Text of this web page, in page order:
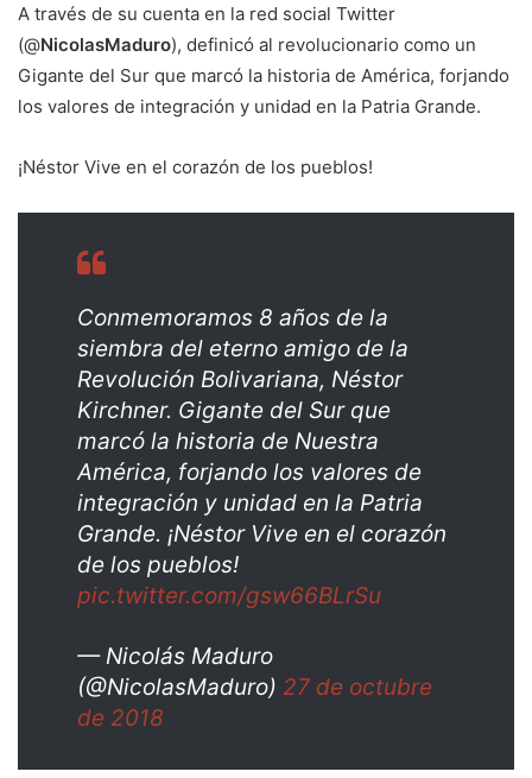
A través de su cuenta en la red social Twitter
(@NicolasMaduro), definicó al revolucionario como un
Gigante del Sur que marcó la historia de América, forjando
los valores de integración y unidad en la Patria Grande.
¡Néstor Vive en el corazón de los pueblos!
Conmemoramos 8 años de la
siembra del eterno amigo de la
Revolución Bolivariana, Néstor
Kirchner. Gigante del Sur que
marcó la historia de Nuestra
América, forjando los valores de
integración y unidad en la Patria
Grande. ¡Néstor Vive en el corazón
de los pueblos!
pic.twitter.com/gsw66BLrSu
— Nicolás Maduro
(@NicolasMaduro) 27 de octubre
de 2018